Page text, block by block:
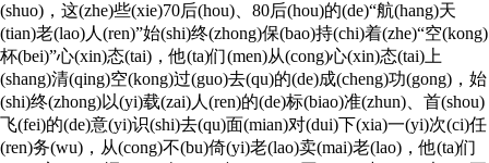
(shuo)，这(zhe)些(xie)70后(hou)、80后(hou)的(de)“航(hang)天
(tian)老(lao)人(ren)”始(shi)终(zhong)保(bao)持(chi)着(zhe)“空(kong)
杯(bei)”心(xin)态(tai)，他(ta)们(men)从(cong)心(xin)态(tai)上
(shang)清(qing)空(kong)过(guo)去(qu)的(de)成(cheng)功(gong)，始
(shi)终(zhong)以(yi)载(zai)人(ren)的(de)标(biao)准(zhun)、首(shou)
飞(fei)的(de)意(yi)识(shi)去(qu)面(mian)对(dui)下(xia)一(yi)次(ci)任
(ren)务(wu)，从(cong)不(bu)倚(yi)老(lao)卖(mai)老(lao)，他(ta)们